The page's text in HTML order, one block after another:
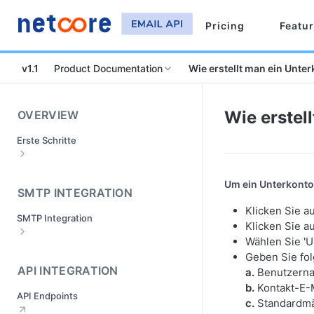
Pricing
v1.1 Product Documentation Wie erstellt man ein
OVERVIEW
Erste Schritte
Senden der Domänenüberprüfung
Was ist zu tun, wenn Ihre
Wie erhalte ich die SMTP- und API-
SMTP INTEGRATION
SMTP Integration
Wie kann man mit verschiedenen
Wie können Sie Ihre Mail-Clients
API INTEGRATION
API Endpoints
Wie
Um ein
Klicken Sie
Klicken Sie
Wählen Sie
Geben Sie
a.
b. Kontakt-
c.